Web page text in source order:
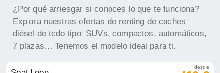
¿Por qué arriesgar si conoces lo que te funciona?
Explora nuestras ofertas de renting de coches
diésel de todo tipo: SUVs, compactos, automáticos,
7 plazas… Tenemos el modelo ideal para ti.
desde